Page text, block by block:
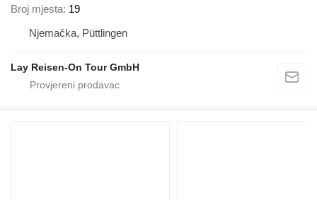
Broj mjesta 19
Njemačka, Püttlingen
Lay Reisen-On Tour GmbH